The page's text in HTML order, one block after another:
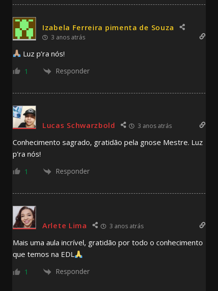
Izabela Ferreira pimenta de Souza
3 anos atrás
Luz p’ra nós!
1 Responder
Lucas Schwarzbold 3 anos atrás
Conhecimento sagrado, gratidão pela gnose Mestre. Luz
p’ra nós!
1 Responder
Arlete Lima 3 anos atrás
Mais uma aula incrível, gratidão por todo o conhecimento
que temos na EDL
1 Responder